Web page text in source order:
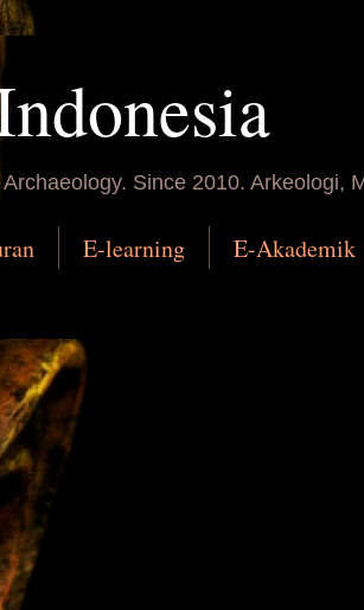
Since 2010. Arkeologi,
E-learning E-Akademik